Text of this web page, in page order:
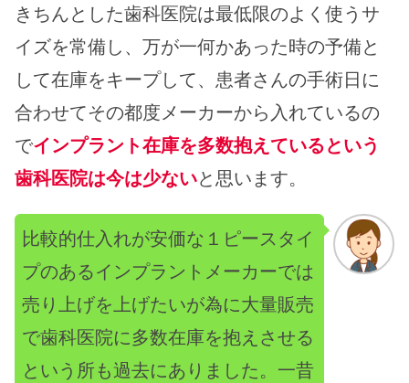
きちんとした歯科医院は最低限のよく使うサ
イズを常備し、万が一何かあった時の予備と
して在庫をキープして、患者さんの手術日に
合わせてその都度メーカーから入れているの
でインプラント在庫を多数抱えているという
歯科医院は今は少ないと思います。
比較的仕入れが安価な１ピースタイ
プのあるインプラントメーカーでは
売り上げを上げたいが為に大量販売
で歯科医院に多数在庫を抱えさせる
という所も過去にありました。一昔